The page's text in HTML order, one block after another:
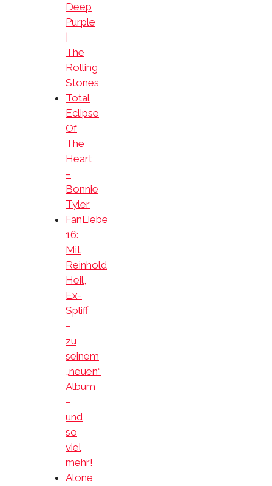
Deep
Purple
The
Rolling
Stones
Total
Eclipse
Of
The
Heart
–
Bonnie
Tyler
FanLiebe
16:
Mit
Reinhold
Heil,
Ex-
Spliff
–
zu
seinem
„neuen“
Album
–
und
so
viel
mehr!
Alone